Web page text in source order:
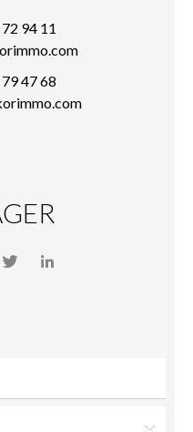
94 11
47 68